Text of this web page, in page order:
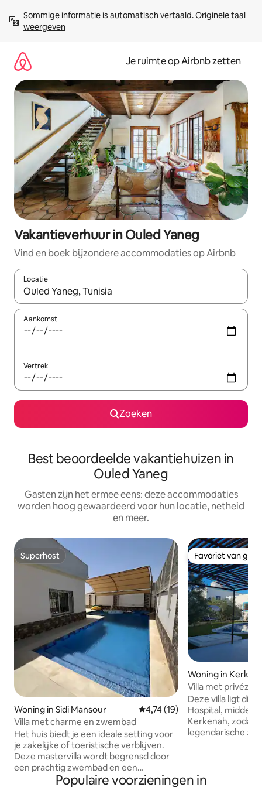
direct
naar
Sommige informatie is automatisch vertaald. Originele taal
weergeven
Je ruimte op Airbnb zetten
Vakantieverhuur in Ouled Yaneg
Vind en boek bijzondere accommodaties op Airbnb
Locatie
Wanneer er suggesties beschikbaar zijn, maak je een keuze
Aankomst
Vertrek
Zoeken
Best beoordeelde vakantiehuizen in
Ouled Yaneg
Gasten zijn het ermee eens: deze accommodaties
worden hoog gewaardeerd voor hun locatie, netheid
en meer.
Superhost
Superhost
Woning in Sidi Mansour Gemiddelde beoordeling van
4,74 (19)
Villa met charme en zwembad
Het huis biedt je een ideale setting voor
je zakelijke of toeristische verblijven.
Deze mastervilla wordt begrensd door
een prachtig zwembad en een
veelzijdige tuin en heeft een dubbele
Favoriet van
Favoriet van
Woning in
Villa met
Deze villa ligt
Hospital, midden
Kerkenah, zodat
legendarische
zwembad (privé)
Populaire voorzieningen in